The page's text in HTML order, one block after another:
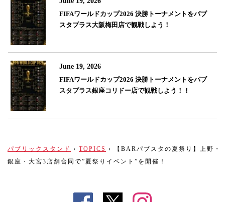
FIFAワールドカップ2026 決勝トーナメントをパブ
スタプラス大阪梅田店で観戦しよう！
June 19, 2026
FIFAワールドカップ2026 決勝トーナメントをパブ
スタプラス銀座コリドー店で観戦しよう！！
パブリックスタンド › TOPICS ›
【BARパブスタの夏祭り】上野・
銀座・大宮3店舗合同で”夏祭りイベント”を開催！